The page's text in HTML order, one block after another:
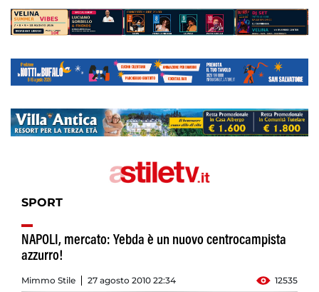
SPORT
NAPOLI, mercato: Yebda è un nuovo centrocampista
azzurro!
Mimmo Stile 27 agosto 2010 22:34 12535